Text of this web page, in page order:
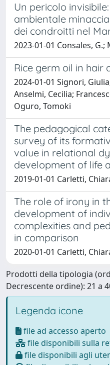
Un pericolo
ambientale
dei condroitti nel
2023-01-01 Consales, G.;
Rice germ oil in hair
2024-01-01 Signori,
Anselmi, Cecilia;
Oguro, Tomoki
The pedagogical
survey of its
value in relational
development of life
2019-01-01 Carletti,
The role of irony in
development of
complexities and
in comparison
2020-01-01 Carletti,
Prodotti della tipologia
Decrescente ordine): 21 a
Legenda icone
file ad accesso aperto
file disponibili sulla
file disponibili agli